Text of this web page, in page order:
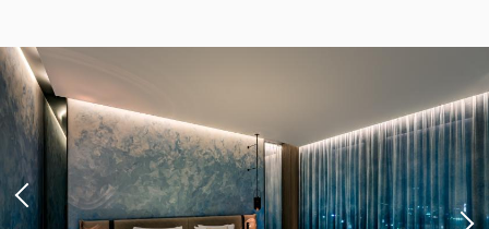
税・サービス料込
会員価格 229,072円
朝食
in 14:00~ / out 11:00まで